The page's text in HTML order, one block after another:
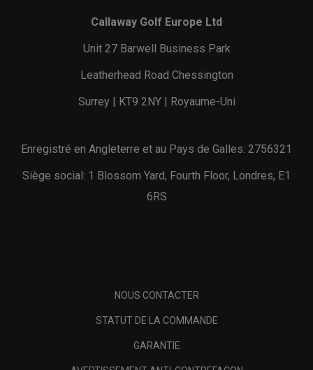
Callaway Golf Europe Ltd
Unit 27 Barwell Business Park
Leatherhead Road Chessington
Surrey | KT9 2NY | Royaume-Uni
Enregistré en Angleterre et au Pays de Galles: 2756321
Siège social: 1 Blossom Yard, Fourth Floor, Londres, E1
6RS
NOUS CONTACTER
STATUT DE LA COMMANDE
GARANTIE